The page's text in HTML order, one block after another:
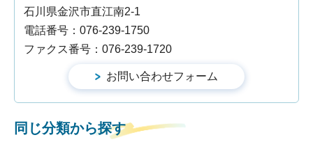
石川県金沢市直江南2-1
電話番号：076-239-1750
ファクス番号：076-239-1720
同じ分類から探す